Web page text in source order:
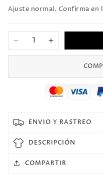
Ajuste normal. Confirma en
Reducir
cantidad
Rompeviento
Manchester
Aumentar
cantidad
Rompeviento
2025
Manchester
ENVIO Y RASTREO
DESCRIPCIÓN
COMPARTIR